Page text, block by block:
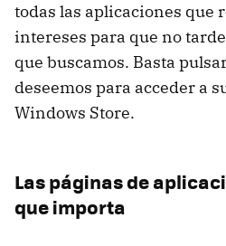
todas las aplicaciones que
intereses para que no
que buscamos. Basta
deseemos para acceder a
Windows Store.
Las páginas de
que importa